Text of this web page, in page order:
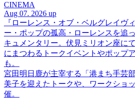
CINEMA
Aug 07. 2026 up
『ローレンス・オブ・ベルグレイヴ
ー・ポップの孤高・ローレンスを追
キュメンタリー。伏見ミリオン座に
にまつわるトークイベントやポップ
も。
宮田明日鹿が主宰する「港まち手芸
美子を迎えたトークや、ワークショ
催。